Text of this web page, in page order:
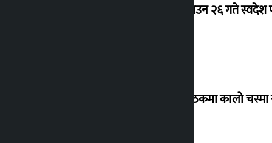
देउवा साउन २६ गते स्वदेश
संसद् बैठकमा कालो